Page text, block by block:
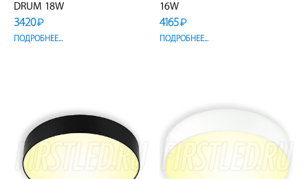
DRUM 18W
3420₽
ПОДРОБНЕЕ...
16W
4165₽
ПОДРОБНЕЕ...